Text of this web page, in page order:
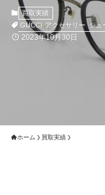
買取実績
GUCCI アクセサリー シュ
2023年10月30日
ホーム 買取実績